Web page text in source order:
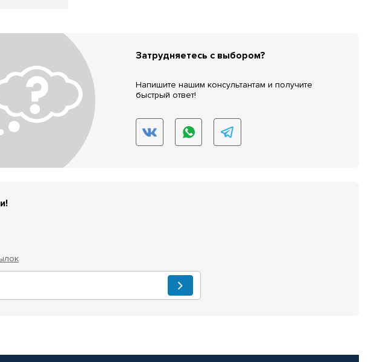
Затрудняетесь с выбором?
Напишите нашим консультантам и получите
быстрый ответ!